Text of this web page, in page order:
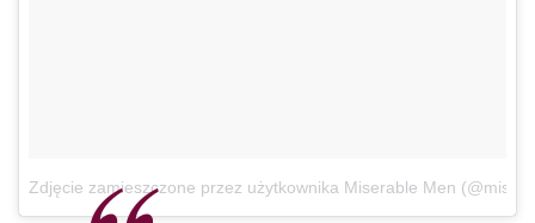
Zdjęcie zamieszczone przez użytkownika Miserable Men